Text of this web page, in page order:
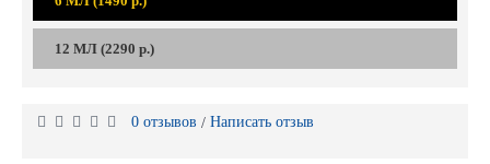
12 МЛ (2290 р.)
0 отзывов / Написать отзыв